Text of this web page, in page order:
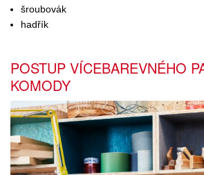
šroubovák
hadřík
POSTUP VÍCEBAREVNÉHO
KOMODY